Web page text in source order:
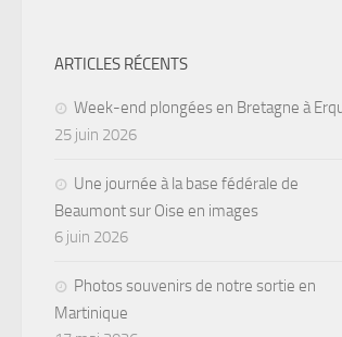
ARTICLES RÉCENTS
Week-end plongées en Bretagne à
25 juin 2026
Une journée à la base fédérale de
Beaumont sur Oise en images
6 juin 2026
Photos souvenirs de notre sortie en
Martinique